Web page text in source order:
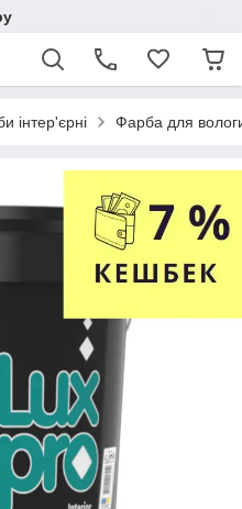
інтер'єрні Фарба для